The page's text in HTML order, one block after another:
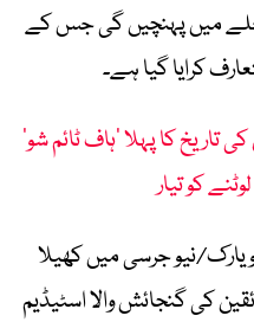
میں پہنچیں گی جس کے
تاریخ کا پہلا ’ہاف ٹائم شو‘
کو تیار
جولائی کو نیویارک/نیو جرسی میں کھیلا
زائد شائقین کی گنجائش والا اسٹیڈیم